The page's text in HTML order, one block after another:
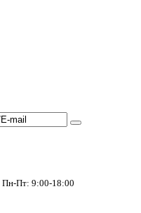
Пн-Пт: 9:00-18:00